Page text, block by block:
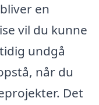
en
vil du kunne
undgå
når du
Det